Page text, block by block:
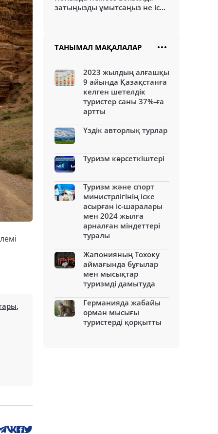
,
затыңызды ұмытсаңыз не іс...
ТАНЫМАЛ МАҚАЛАЛАР
2023 жылдың алғашқы
9 айында Қазақстанға
келген шетелдік
туристер саны 37%-ға
артты
Үздік авторлық турлар
Туризм көрсеткіштері
Туризм және спорт
министрлігінің іске
асырған іс-шаралары
мен 2024 жылға
арналған міндеттері
туралы
Жапонияның Тохоку
аймағында бұғылар
мен мысықтар
туризмді дамытуда
Германияда жабайы
орман мысығы
туристерді қорқытты